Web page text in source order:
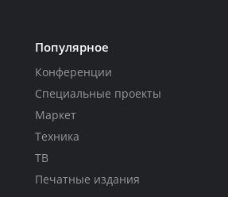
Популярное
Конференции
Специальные проекты
Маркет
Техника
ТВ
Печатные издания